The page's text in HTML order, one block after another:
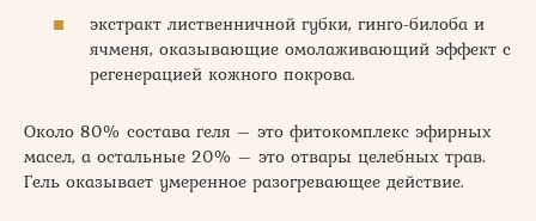
экстракт лиственничной губки, гинго-билоба и
ячменя, оказывающие омолаживающий эффект с
регенерацией кожного покрова.
Около 80% состава геля – это фитокомплекс эфирных
масел, а остальные 20% – это отвары целебных трав.
Гель оказывает умеренное разогревающее действие.